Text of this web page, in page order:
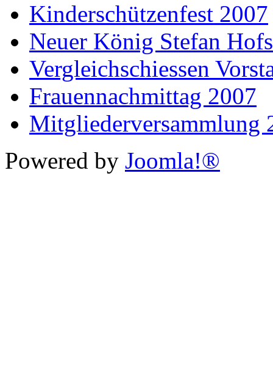
Kinderschützenfest 2007
Neuer König Stefan
Vergleichschiessen
Frauennachmittag 2007
Mitgliederversammlung
Powered by Joomla!®